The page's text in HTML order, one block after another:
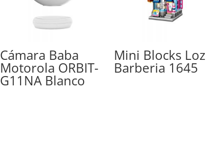
Cámara Baba
Motorola ORBIT-
G11NA Blanco
Mini Blocks Loz
Barberia 1645